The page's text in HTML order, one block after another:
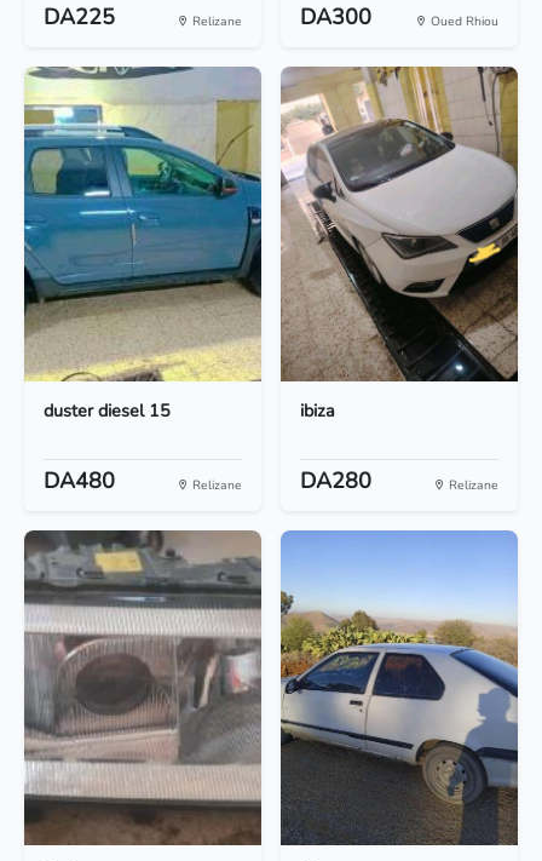
DA225 Relizane DA300 Oued Rhiou
duster diesel 15
DA480 Relizane
ibiza
DA280 Relizane